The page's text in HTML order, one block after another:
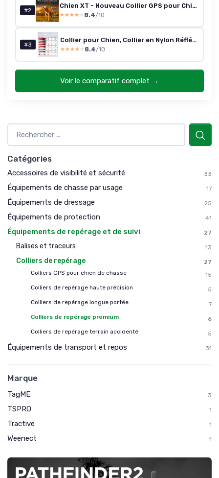
#2
Chien XT - Nouveau Collier GPS pour Chien - Antenne XL - Etanche - Collier Hyper résistant intégré Julius-K9 - Garantie à Vie - Abonnement requis (Rouge) Rouge Traceur XT - Avec collier
★★★★★
★★★★★ 8.4/10
#3
Collier pour Chien, Collier en Nylon Réfléchissant Réglable Classique Convient pour Moyens Chiens, Rouge, 2.5cm Largeur M: 2.5 cm x 30-50 cm Rouge
★★★★★
★★★★★ 8.4/10
Voir le comparatif complet →
Catégories
Accessoires de visibilité et sécurité 33
Équipements de chasse par usage 17
Équipements de dressage 25
Équipements de protection 41
Équipements de repérage et de suivi 27
Balises et traceurs 13
Colliers de repérage
27
Colliers GPS pour chien de chasse
15
Colliers de repérage haute précision
5
Colliers de repérage longue portée
7
Colliers de repérage premium
6
Colliers de repérage terrain accidenté
5
Équipements de transport et repos 31
Marque
TagME 3
TSPRO 1
Tractive 1
Weenect 1